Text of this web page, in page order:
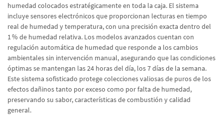
humedad colocados estratégicamente en toda la caja. El sistema
incluye sensores electrónicos que proporcionan lecturas en tiempo
real de humedad y temperatura, con una precisión exacta dentro del
1 % de humedad relativa. Los modelos avanzados cuentan con
regulación automática de humedad que responde a los cambios
ambientales sin intervención manual, asegurando que las condiciones
óptimas se mantengan las 24 horas del día, los 7 días de la semana.
Este sistema sofisticado protege colecciones valiosas de puros de los
efectos dañinos tanto por exceso como por falta de humedad,
preservando su sabor, características de combustión y calidad
general.